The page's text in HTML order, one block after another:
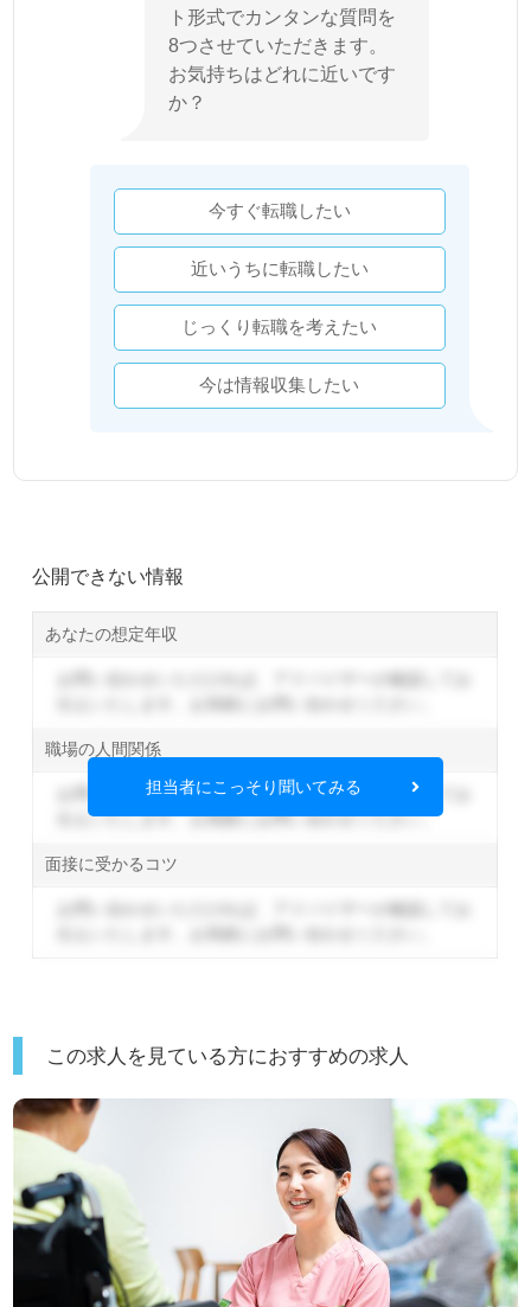
ト形式でカンタンな質問を
8つさせていただきます。
お気持ちはどれに近いです
か？
今すぐ転職したい
近いうちに転職したい
じっくり転職を考えたい
今は情報収集したい
公開できない情報
あなたの想定年収
職場の人間関係
お問い合わせいただければ、アドバイザーが確認してお
伝えいたします。お気軽にお問い合わせください。
面接に受かるコツ
担当者にこっそり聞いてみる
この求人を見ている方におすすめの求人